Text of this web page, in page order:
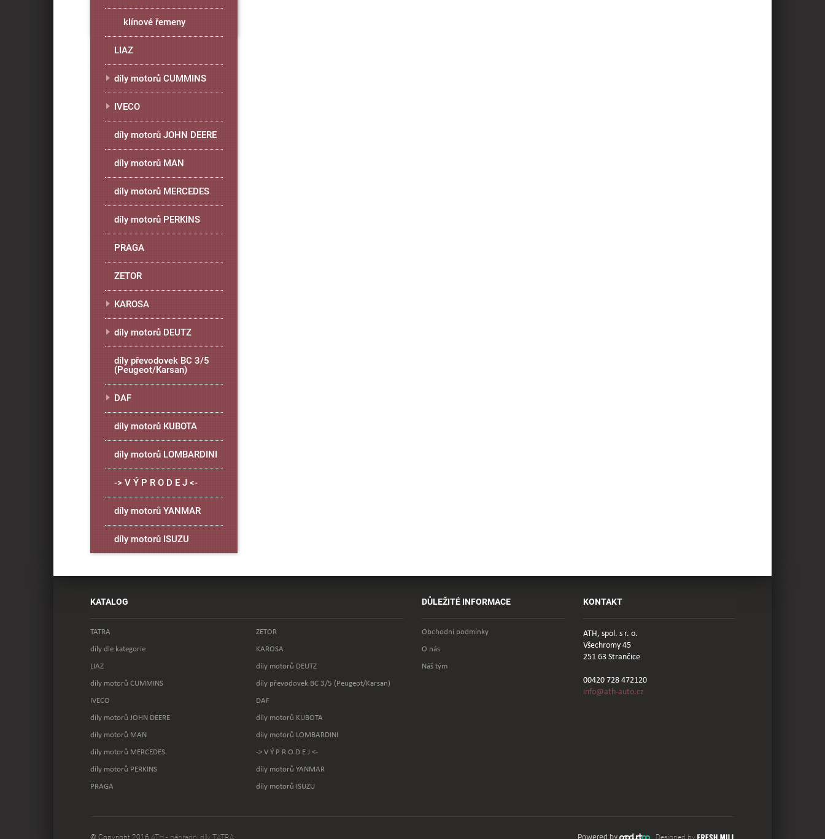
klínové řemeny
LIAZ
díly motorů CUMMINS
IVECO
díly motorů JOHN DEERE
díly motorů MAN
díly motorů MERCEDES
díly motorů PERKINS
PRAGA
ZETOR
KAROSA
díly motorů DEUTZ
díly převodovek BC 3/5
(Peugeot/Karsan)
DAF
díly motorů KUBOTA
díly motorů LOMBARDINI
-> V Ý P R O D E J <-
díly motorů YANMAR
díly motorů ISUZU
KATALOG
TATRA
díly dle kategorie
LIAZ
díly motorů CUMMINS
IVECO
díly motorů JOHN DEERE
díly motorů MAN
díly motorů MERCEDES
díly motorů PERKINS
PRAGA
ZETOR
KAROSA
díly motorů DEUTZ
díly převodovek BC 3/5 (Peugeot/Karsan)
DAF
díly motorů KUBOTA
díly motorů LOMBARDINI
-> V Ý P R O D E J <-
díly motorů YANMAR
díly motorů ISUZU
DŮLEŽITÉ INFORMACE
Obchodní podmínky
O nás
Náš tým
KONTAKT
ATH, spol. s r. o.
Všechromy 45
251 63 Strančice
00420 728 472120
info@ath-auto.cz
© Copyright 2016 ATH - náhradní díly TATRA Powered by Designed by